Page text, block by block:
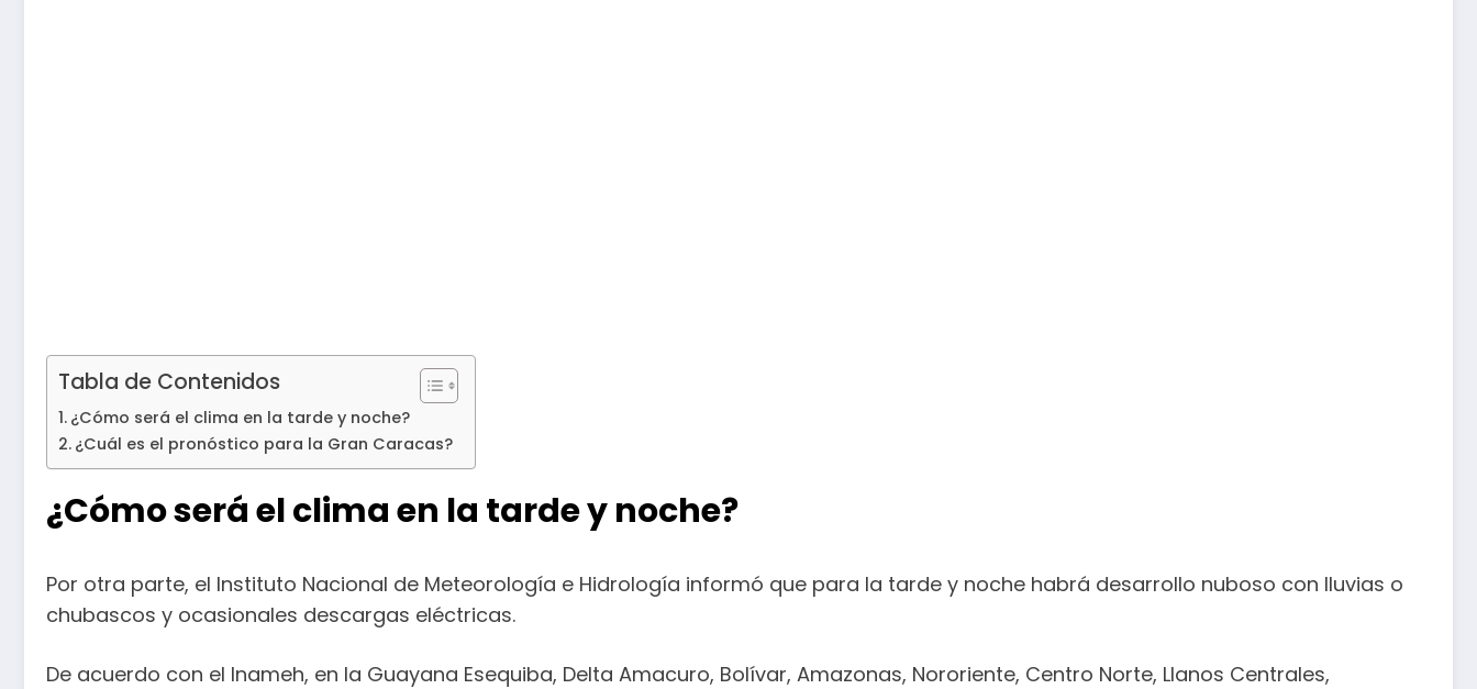
Tabla de Contenidos
¿Cómo será el clima en la tarde y noche?
¿Cuál es el pronóstico para la Gran Caracas?
¿Cómo será el clima en la tarde y noche?
Por otra parte, el Instituto Nacional de Meteorología e Hidrología informó que para la tarde y noche habrá desarrollo nuboso con lluvias o
chubascos y ocasionales descargas eléctricas.
De acuerdo con el Inameh, en la Guayana Esequiba, Delta Amacuro, Bolívar, Amazonas, Nororiente, Centro Norte, Llanos Centrales,